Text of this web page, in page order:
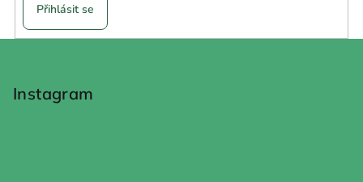
Přihlásit se
Instagram